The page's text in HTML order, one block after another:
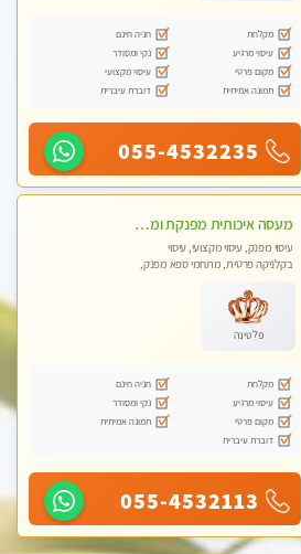
מקלחת
חניה חינם
עיסוי מרגיע
נקי ומסודר
מקום פרטי
עיסוי מקצועי
תמונה אמיתית
דוברת עיברית
055-4532235
מעסה איכותית מפנקת ומקצועית מאוד-עיסוי מרגיע ושקט במקום מדהים עיסוי מושקע מאוד לכל שרירי הגוף...מומלץ!! פרטי !!
עיסוי מפנק, עיסוי מקצועי, עיסוי
בקלניקה פרטית, מתחמי ספא מפנק,
פלטינה
מקלחת
חניה חינם
עיסוי מרגיע
נקי ומסודר
מקום פרטי
תמונה אמיתית
דוברת עיברית
055-4532113